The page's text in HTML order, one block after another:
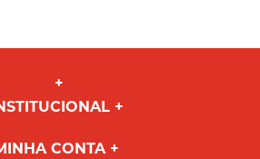
CONTA